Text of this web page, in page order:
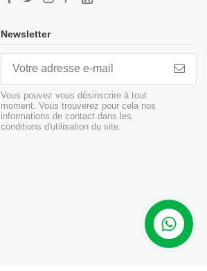
Newsletter
Vous pouvez vous désinscrire à tout
moment. Vous trouverez pour cela nos
informations de contact dans les
conditions d'utilisation du site.